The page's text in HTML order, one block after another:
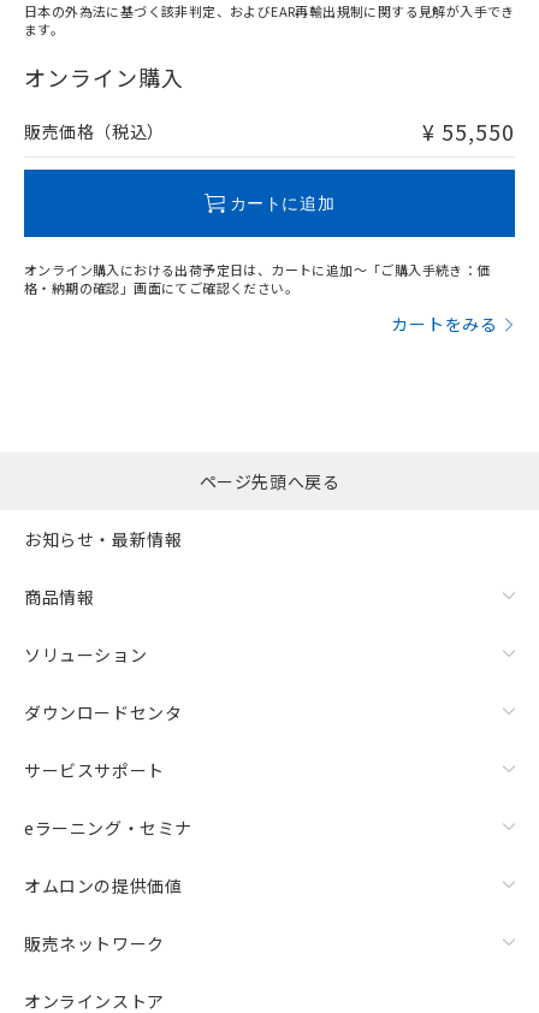
在庫等で未対応品が混在する可能性があります。
問い合わせください。
日本の外為法に基づく該非判定、およびEAR再輸出規制に関する見解が入手でき
ます。
オンライン購入
販売価格（税込） ¥ 55,550
カートに追加
オンライン購入における出荷予定日は、カートに追加～「ご購入手続き：価
格・納期の確認」画面にてご確認ください。
カートをみる
ページ先頭へ戻る
お知らせ・最新情報
商品情報
ソリューション
ダウンロードセンタ
サービスサポート
eラーニング・セミナ
オムロンの提供価値
販売ネットワーク
オンラインストア